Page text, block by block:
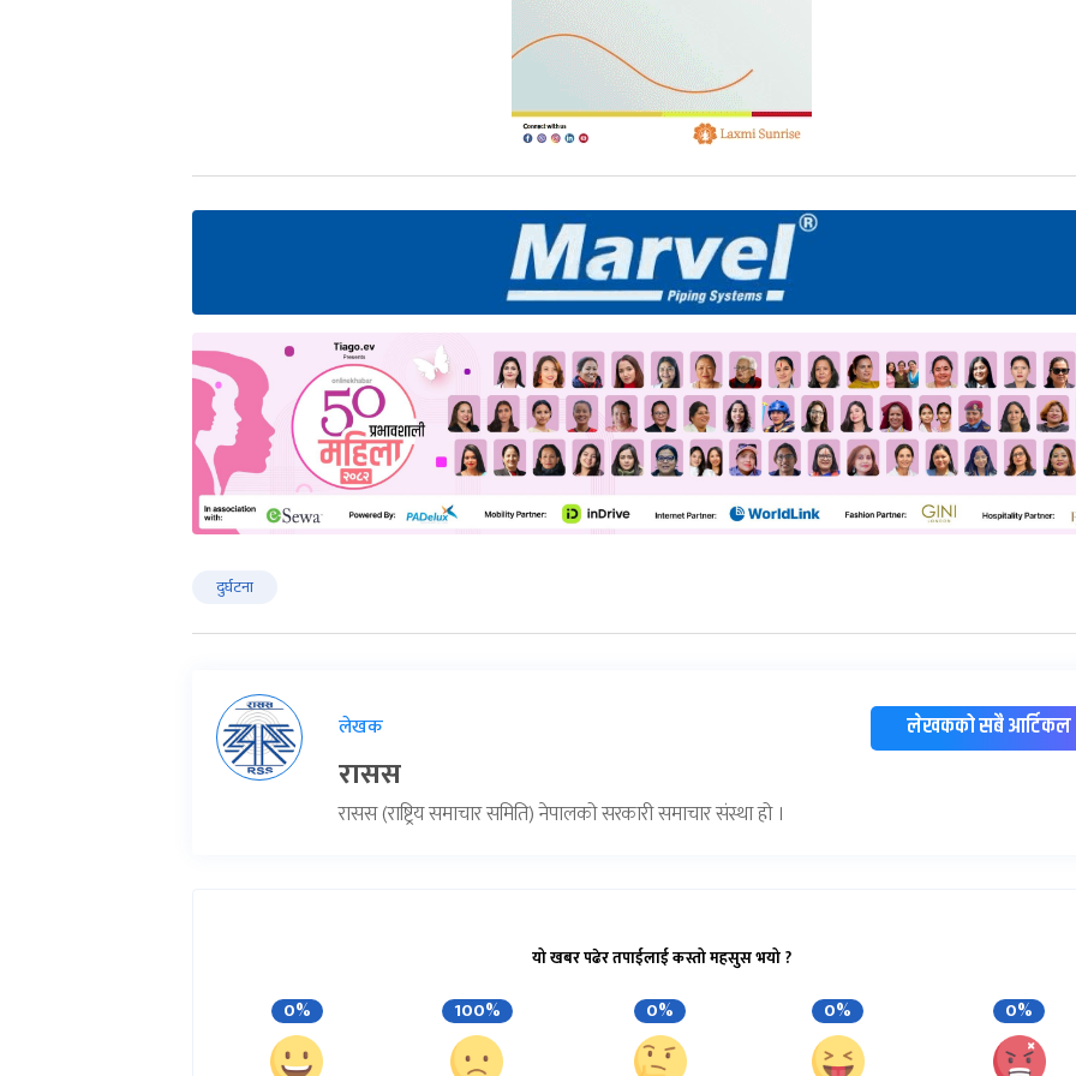
दुर्घटना
लेखक
रासस
रासस (राष्ट्रिय समाचार समिति) नेपालको सरकारी समाचार संस्था हो ।
लेखकको सबै आर्टिकल
यो खबर पढेर तपाईलाई कस्तो महसुस भयो ?
0% 100% 0% 0% 0%